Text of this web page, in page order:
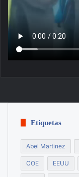
Etiquetas
Abel Martinez
COE EEUU